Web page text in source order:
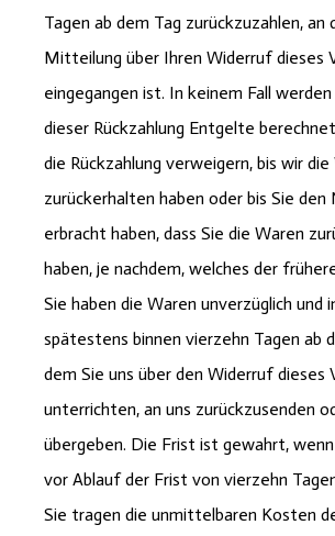
Tagen ab dem Tag zurückzuzahlen, an
Mitteilung über Ihren Widerruf dieses
eingegangen ist. In keinem Fall
dieser Rückzahlung Entgelte
die Rückzahlung verweigern, bis wir
zurückerhalten haben oder bis Sie den
erbracht haben, dass Sie die Waren
haben, je nachdem, welches der
Sie haben die Waren unverzüglich und
spätestens binnen vierzehn Tagen ab
dem Sie uns über den Widerruf dieses
unterrichten, an uns zurückzusenden
übergeben. Die Frist ist gewahrt,
vor Ablauf der Frist von vierzehn
Sie tragen die unmittelbaren Kosten